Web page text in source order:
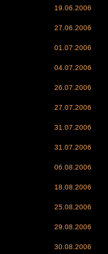
19.06.2006
27.06.2006
01.07.2006
04.07.2006
26.07.2006
27.07.2006
31.07.2006
31.07.2006
06.08.2006
18.08.2006
25.08.2006
29.08.2006
30.08.2006